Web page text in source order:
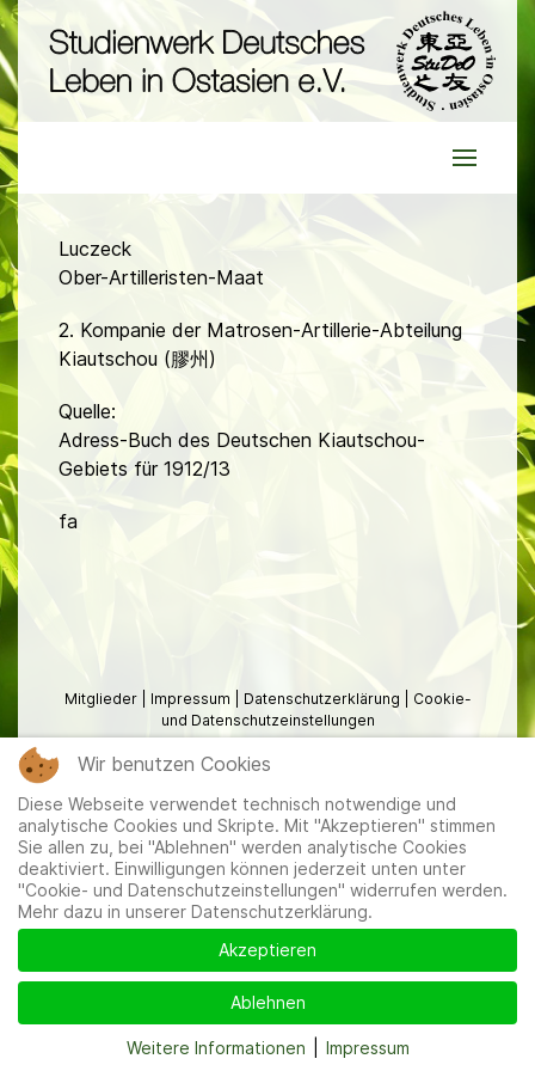
Luczeck
Ober-Artilleristen-Maat
2. Kompanie der Matrosen-Artillerie-Abteilung
Kiautschou (膠州)
Quelle:
Adress-Buch des Deutschen Kiautschou-
Gebiets für 1912/13
fa
Mitglieder Impressum Datenschutzerklärung
Cookie-
und Datenschutzeinstellungen
Wir benutzen Cookies
Diese Webseite verwendet technisch notwendige und
analytische Cookies und Skripte. Mit "Akzeptieren" stimmen
Sie allen zu, bei "Ablehnen" werden analytische Cookies
deaktiviert. Einwilligungen können jederzeit unten unter
"Cookie- und Datenschutzeinstellungen" widerrufen werden.
Mehr dazu in unserer Datenschutzerklärung.
Akzeptieren
Ablehnen
Weitere Informationen Impressum